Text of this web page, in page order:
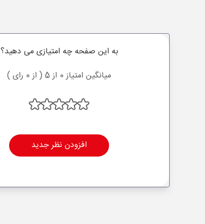
به این صفحه چه امتیازی می دهید؟
میانگین امتیاز 0 از 5 ( از 0 رای )
افزودن نظر جدید